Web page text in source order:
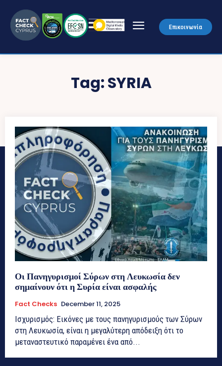
Επικοινωνία
Tag:SYRIA
Οι Πανηγυρισμοί Σύρων στη Λευκωσία δεν
σημαίνουν ότι η Συρία είναι ασφαλής
Fact Checks December 11, 2025
Ισχυρισμός: Εικόνες με τους πανηγυρισμούς των Σύρων
στη Λευκωσία, είναι η μεγαλύτερη απόδειξη ότι το
μεταναστευτικό παραμένει ένα από...